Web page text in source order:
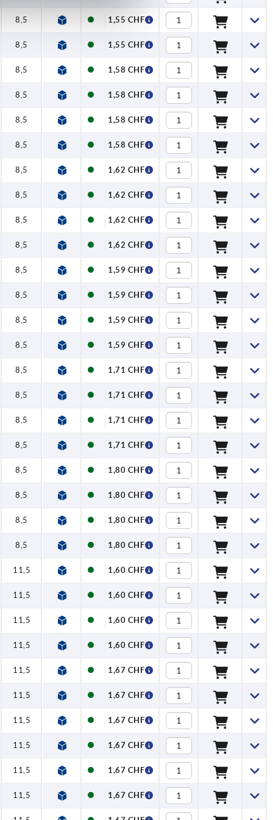
8,5 1,55 CHF
8,5 1,55 CHF
8,5 1,58 CHF
8,5 1,58 CHF
8,5 1,58 CHF
8,5 1,58 CHF
8,5 1,62 CHF
8,5 1,62 CHF
8,5 1,62 CHF
8,5 1,62 CHF
8,5 1,59 CHF
8,5 1,59 CHF
8,5 1,59 CHF
8,5 1,59 CHF
8,5 1,71 CHF
8,5 1,71 CHF
8,5 1,71 CHF
8,5 1,71 CHF
8,5 1,80 CHF
8,5 1,80 CHF
8,5 1,80 CHF
8,5 1,80 CHF
11,5 1,60 CHF
11,5 1,60 CHF
11,5 1,60 CHF
11,5 1,60 CHF
11,5 1,67 CHF
11,5 1,67 CHF
11,5 1,67 CHF
11,5 1,67 CHF
11,5 1,67 CHF
11,5 1,67 CHF